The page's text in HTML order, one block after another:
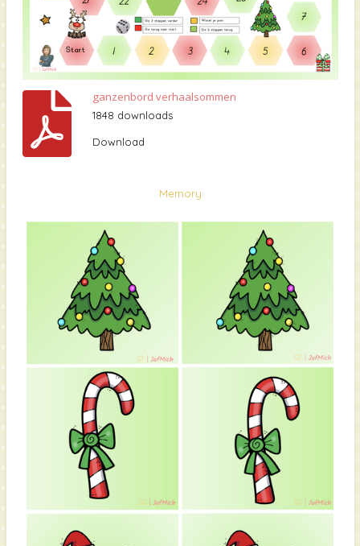
ganzenbord verhaalsommen
1848 downloads
Download
Memory